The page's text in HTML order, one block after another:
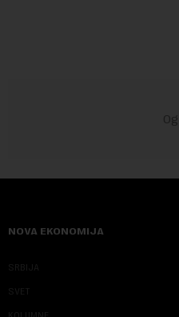
NOVA EKONOMIJA
SRBIJA
SVET